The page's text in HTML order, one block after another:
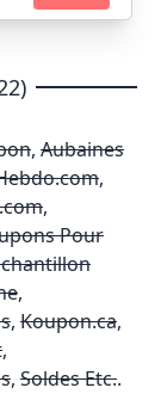
, Aubaines
,
,
Pour
,
, Koupon.ca,
,
, Soldes Etc..